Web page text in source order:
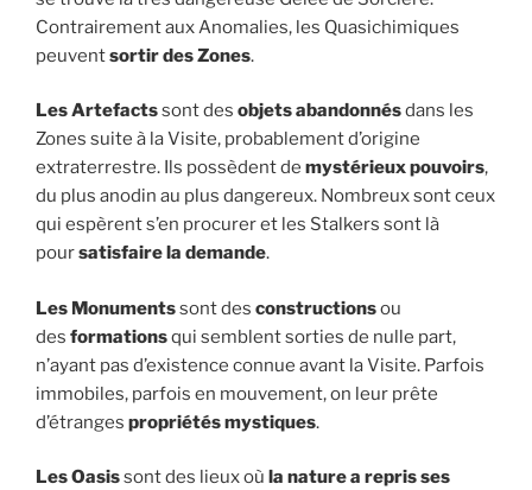
Contrairement aux Anomalies, les Quasichimiques
peuventsortir des Zones.
Les Artefactssont des objets abandonnésdans les
Zones suite à la Visite, probablement d’origine
extraterrestre. Ils possèdent de mystérieux pouvoirs,
du plus anodin au plus dangereux. Nombreux sont ceux
qui espèrent s’en procurer et les Stalkers sont là
poursatisfaire la demande.
Les Monumentssont des constructionsou
des formationsqui semblent sorties de nulle part,
n’ayant pas d’existence connue avant la Visite. Parfois
immobiles, parfois en mouvement, on leur prête
d’étranges propriétés mystiques.
Les Oasissont des lieux où la nature a repris ses